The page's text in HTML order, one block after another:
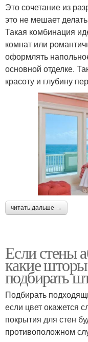
Это сочетание из
это не мешает
Такая комбинация
комнат или
оформлять
основной отделке.
красоту и глубину
читать дальше →
Если стены
какие
подбирать
Подбирать
если цвет окажется
покрытия для стен
противоположном